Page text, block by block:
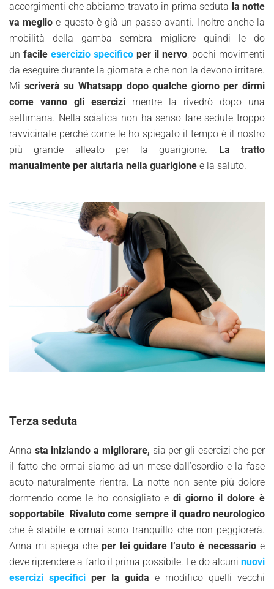
accorgimenti che abbiamo travato in prima seduta la notte
va meglio e questo è già un passo avanti. Inoltre anche la
mobilità della gamba sembra migliore quindi le do
un facile esercizio specifico per il nervo, pochi movimenti
da eseguire durante la giornata e che non la devono irritare.
Mi scriverà su Whatsapp dopo qualche giorno per dirmi
come vanno gli esercizi mentre la rivedrò dopo una
settimana. Nella sciatica non ha senso fare sedute troppo
ravvicinate perché come le ho spiegato il tempo è il nostro
più grande alleato per la guarigione.
La tratto
manualmente per aiutarla nella guarigione e la saluto.
Terza seduta
Anna sta iniziando a migliorare, sia per gli esercizi che per
il fatto che ormai siamo ad un mese dall’esordio e la fase
acuto naturalmente rientra. La notte non sente più dolore
dormendo come le ho consigliato edi giorno il dolore è
sopportabile. Rivaluto come sempre il quadro neurologico
che è stabile e ormai sono tranquillo che non peggiorerà.
Anna mi spiega che per lei guidare l’auto è necessario e
deve riprendere a farlo il prima possibile. Le do alcuni nuovi
esercizi specifici per la guida e modifico quelli vecchi